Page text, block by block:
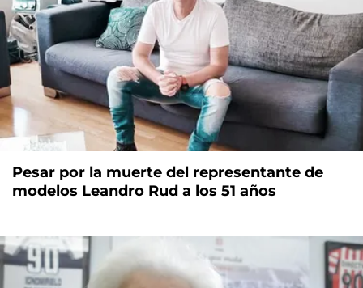
Pesar por la muerte del representante de
modelos Leandro Rud a los 51 años